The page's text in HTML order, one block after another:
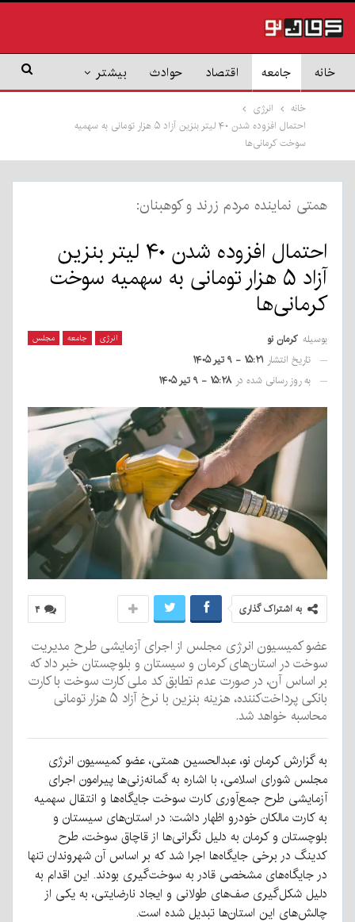
خانه جامعه اقتصاد حوادث بیشتر
خانه
انرژی
احتمال افزوده شدن ۴۰ لیتر بنزین آزاد ۵ هزار تومانی به سهمیه
سوخت کرمانی‌ها
همتی نماینده مردم زرند و کوهبنان:
احتمال افزوده شدن ۴۰ لیتر بنزین
آزاد ۵ هزار تومانی به سهمیه سوخت
کرمانی‌ها
انرژی جامعه مجلس بوسیله کرمان نو
تاریخ انتشار ۱۵:۲۱ - ۹ تیر ۱۴۰۵
به روز رسانی شده در ۱۵:۲۸ - ۹ تیر ۱۴۰۵
۴ به اشتراک گذاری
عضو کمیسیون انرژی مجلس از اجرای آزمایشی طرح مدیریت
سوخت در استان‌های کرمان و سیستان و بلوچستان خبر داد که
بر اساس آن، در صورت عدم تطابق کد ملی کارت سوخت با کارت
بانکی پرداخت‌کننده، هزینه بنزین با نرخ آزاد ۵ هزار تومانی
محاسبه خواهد شد.
به گزارش کرمان نو، عبدالحسین همتی، عضو کمیسیون انرژی
مجلس شورای اسلامی، با اشاره به گمانه‌زنی‌ها پیرامون اجرای
آزمایشی طرح جمع‌آوری کارت سوخت جایگاه‌ها و انتقال سهمیه
به کارت مالکان خودرو اظهار داشت: در استان‌های سیستان و
بلوچستان و کرمان به دلیل نگرانی‌ها از قاچاق سوخت، طرح
کدینگ در برخی جایگاه‌ها اجرا شد که بر اساس آن شهروندان تنها
در جایگاه‌های مشخصی قادر به سوخت‌گیری بودند. این اقدام به
دلیل شکل‌گیری صف‌های طولانی و ایجاد نارضایتی، به یکی از
چالش‌های این استان‌ها تبدیل شده است.